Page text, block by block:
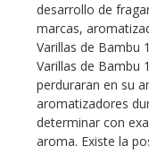
desarrollo de
marcas,
Varillas de Bambu
Varillas de Bambu
perduraran en su
aromatizadores
determinar con
aroma. Existe la